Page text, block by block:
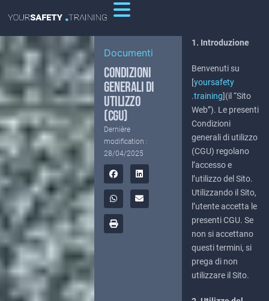
Documenti
CONDIZIONI
GENERALI DI
UTILIZZO
(CGU)
Dernière
modification :
28/04/2025
1. Introduzione
Benvenuti su
[yoursafety
.training](il “Sito
Web”). Le presenti
Condizioni
generali di utilizzo
(CGU) regolano
l’accesso e
l’utilizzo del Sito.
Utilizzando il Sito,
l’utente accetta le
presenti CGU. Se
non si accettano
questi termini, si
prega di non
utilizzare il Sito.